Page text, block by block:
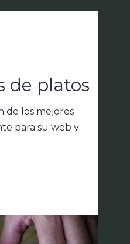
de platos
de los mejores
para su web y